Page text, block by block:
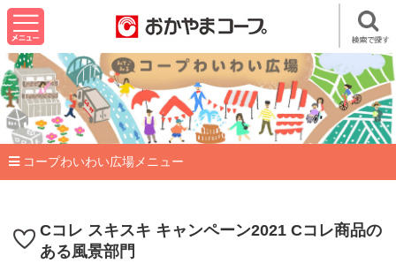
コープわいわい広場メニュー
Cコレ スキスキ キャンペーン2021 Cコレ商品の
ある風景部門